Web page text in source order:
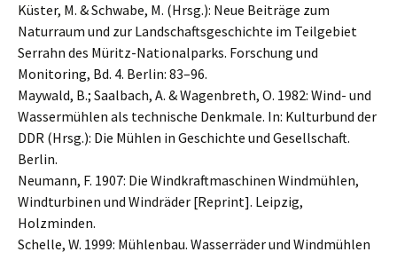
Küster, M. & Schwabe, M. (Hrsg.): Neue Beiträge zum
Naturraum und zur Landschaftsgeschichte im Teilgebiet
Serrahn des Müritz-Nationalparks. Forschung und
Monitoring, Bd. 4. Berlin: 83–96.
Maywald, B.; Saalbach, A. & Wagenbreth, O. 1982: Wind- und
Wassermühlen als technische Denkmale. In: Kulturbund der
DDR (Hrsg.): Die Mühlen in Geschichte und Gesellschaft.
Berlin.
Neumann, F. 1907: Die Windkraftmaschinen Windmühlen,
Windturbinen und Windräder [Reprint]. Leipzig,
Holzminden.
Schelle, W. 1999: Mühlenbau. Wasserräder und Windmühlen